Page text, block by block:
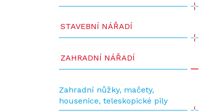
STAVEBNÍ NÁŘADÍ
ZAHRADNÍ NÁŘADÍ
Zahradní nůžky, mačety,
housenice, teleskopické pily